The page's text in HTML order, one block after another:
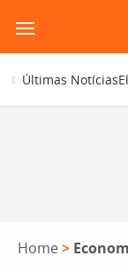
para
o
conteúdo
Últimas Notícias
Home >